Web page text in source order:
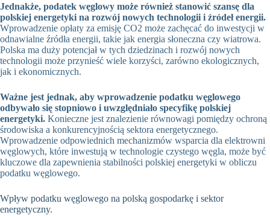
Jednakże, podatek węglowy może również stanowić szansę dla
polskiej energetyki na rozwój nowych technologii i źródeł energii.
Wprowadzenie opłaty za emisję CO2 może zachęcać do inwestycji w
odnawialne źródła energii, takie jak energia słoneczna czy wiatrowa.
Polska ma duży potencjał w tych dziedzinach i rozwój nowych
technologii może przynieść wiele korzyści, zarówno ekologicznych,
jak i ekonomicznych.
Ważne jest jednak, aby wprowadzenie podatku węglowego
odbywało się stopniowo i uwzględniało specyfikę polskiej
energetyki. Konieczne jest znalezienie równowagi pomiędzy ochroną
środowiska a konkurencyjnością sektora energetycznego.
Wprowadzenie odpowiednich mechanizmów wsparcia dla elektrowni
węglowych, które inwestują w technologie czystego węgla, może być
kluczowe dla zapewnienia stabilności polskiej energetyki w obliczu
podatku węglowego.
Wpływ podatku węglowego na polską gospodarkę i sektor
energetyczny.